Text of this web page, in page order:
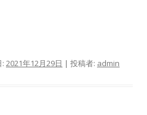
2021年12月29日 | 投稿者: admin